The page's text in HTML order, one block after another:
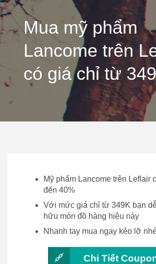
Mua mỹ phẩm
Lancome trên
có giá chỉ từ
Mỹ phẩm Lancome trên Leflair
đến 40%
Với mức giá chỉ từ 349K bạn
hữu món đồ hàng hiệu này
Nhanh tay mua ngay kẻo lỡ
Chi Tiết